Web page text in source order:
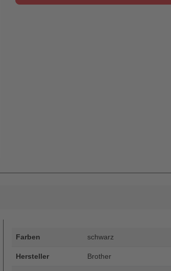
Farben schwarz
Hersteller Brother